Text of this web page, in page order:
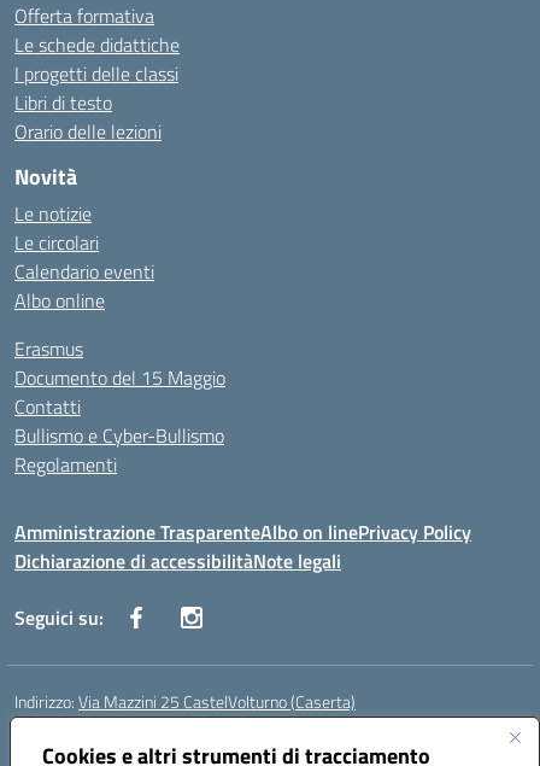
Cookies e altri strumenti di tracciamento
Offerta formativa
Le schede didattiche
I progetti delle classi
Libri di testo
Orario delle lezioni
Novità
Le notizie
Le circolari
Calendario eventi
Albo online
Erasmus
Documento del 15 Maggio
Contatti
Bullismo e Cyber-Bullismo
Regolamenti
Amministrazione TrasparenteAlbo on linePrivacy Policy
Dichiarazione di accessibilitàNote legali
Seguici su:
Indirizzo:Via Mazzini 25 CastelVolturno (Caserta)
Centralino:
Posta elettronica certificata (PEC):ceis014005@pec.istruzione.it